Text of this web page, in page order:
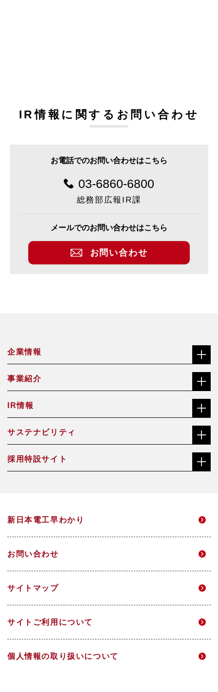
IR情報に関するお問い合わせ
お電話でのお問い合わせはこちら
03-6860-6800
総務部広報IR課
メールでのお問い合わせはこちら
お問い合わせ
企業情報
社長メッセージ（ごあいさつ）
沿革
事業紹介
合金鉄事業
焼却灰資源化事業
研究開発
IR情報
株主・投資家の皆さまへ
サステナビリティ
社長メッセージ（ごあいさつ）
環境
DX
人的資本経営
社会
採用特設サイト
高校生・技能職サイト
新日本電工早わかり
お問い合わせ
サイトマップ
サイトご利用について
個人情報の取り扱いについて